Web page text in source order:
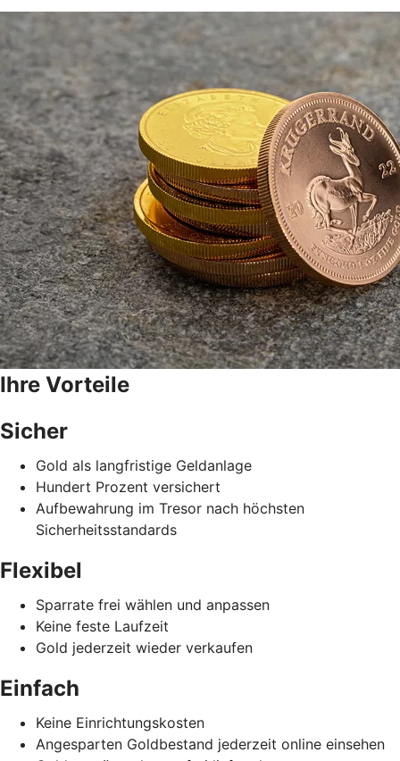
Ihre Vorteile
Sicher
Gold als langfristige Geldanlage
Hundert Prozent versichert
Aufbewahrung im Tresor nach höchsten
Sicherheitsstandards
Flexibel
Sparrate frei wählen und anpassen
Keine feste Laufzeit
Gold jederzeit wieder verkaufen
Einfach
Keine Einrichtungskosten
Angesparten Goldbestand jederzeit online einsehen